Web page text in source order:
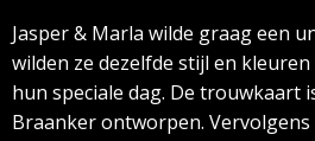
Jasper & Marla wilde graag een
wilden ze dezelfde stijl en
hun speciale dag. De trouwkaart
Braanker ontworpen. Vervolgens